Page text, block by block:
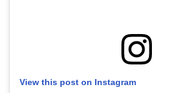
View this post on Instagram